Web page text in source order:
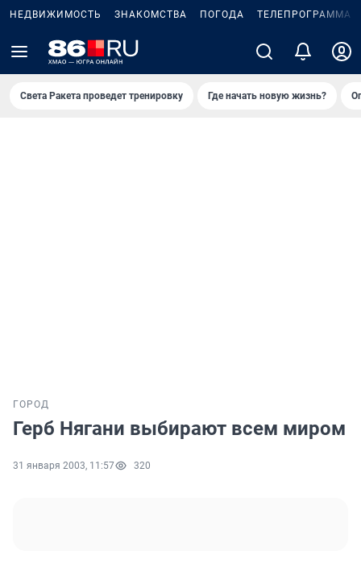
НЕДВИЖИМОСТЬ ЗНАКОМСТВА ПОГОДА ТЕЛЕПРОГРАММА
Света Ракета проведет тренировку Где начать новую жизнь?
ГОРОД
Герб Нягани выбирают всем миром
31 января 2003, 11:57 320